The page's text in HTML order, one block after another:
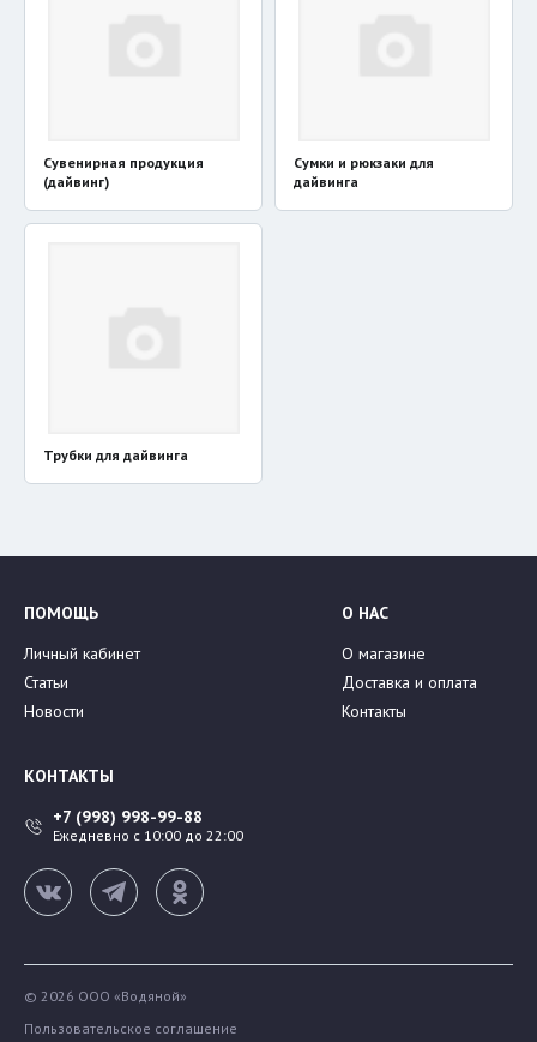
Сувенирная продукция
(дайвинг)
Сумки и рюкзаки для
дайвинга
Трубки для дайвинга
ПОМОЩЬ
Личный кабинет
Статьи
Новости
О НАС
О магазине
Доставка и оплата
Контакты
КОНТАКТЫ
+7 (998) 998-99-88
Ежедневно с 10:00 до 22:00
© 2026 ООО «Водяной»
Пользовательское соглашение